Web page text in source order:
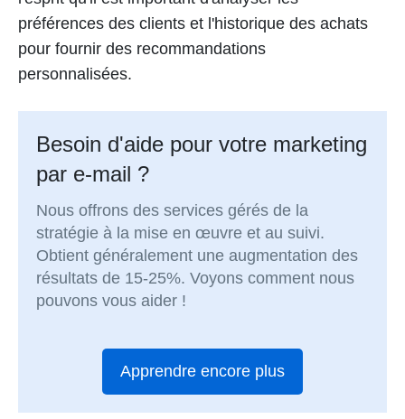
préférences des clients et l'historique des achats
pour fournir des recommandations
personnalisées.
Besoin d'aide pour votre marketing
par e-mail ?
Nous offrons des services gérés de la
stratégie à la mise en œuvre et au suivi.
Obtient généralement une augmentation des
résultats de 15-25%. Voyons comment nous
pouvons vous aider !
Apprendre encore plus